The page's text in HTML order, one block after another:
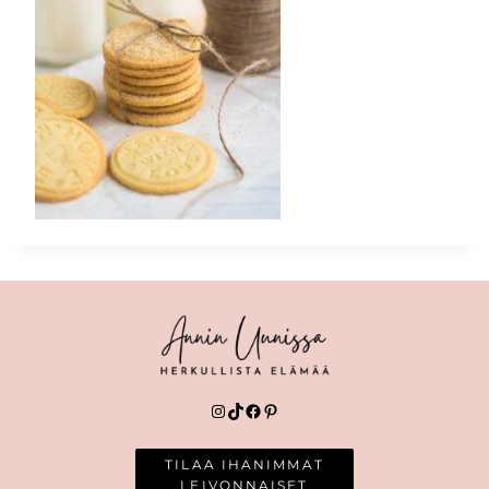
Instagram
TikTok
Facebook
Pinterest
TILAA IHANIMMAT
LEIVONNAISET